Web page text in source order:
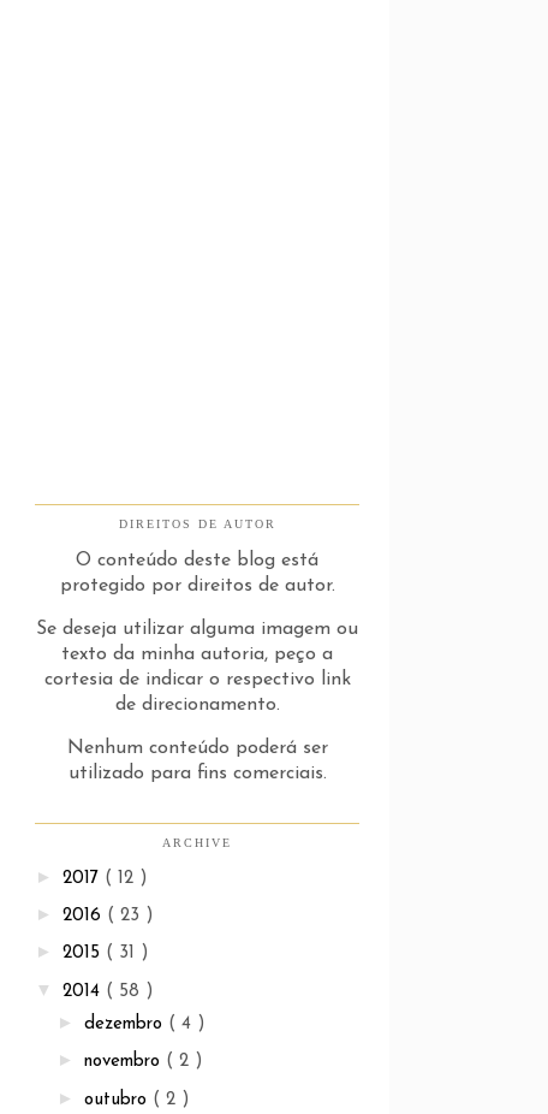
DIREITOS DE AUTOR
O conteúdo deste blog está
protegido por direitos de autor.
Se deseja utilizar alguma imagem ou
texto da minha autoria, peço a
cortesia de indicar o respectivo link
de direcionamento.
Nenhum conteúdo poderá ser
utilizado para fins comerciais.
ARCHIVE
► 2017 ( 12 )
► 2016 ( 23 )
► 2015 ( 31 )
▼ 2014 ( 58 )
► dezembro ( 4 )
► novembro ( 2 )
► outubro ( 2 )